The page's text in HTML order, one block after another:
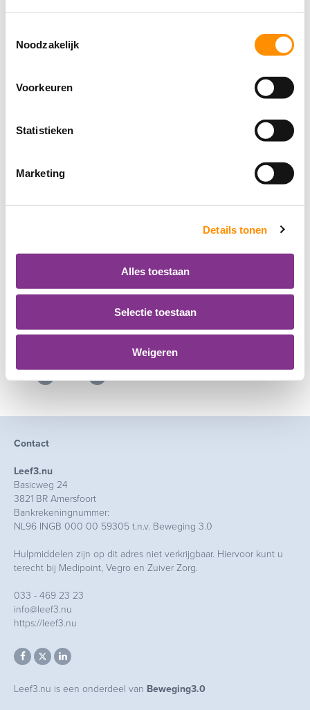
Noodzakelijk
Voorkeuren
Statistieken
Marketing
Details tonen
Alles toestaan
Selectie toestaan
Weigeren
Bijeenkomsten Administratie
Bekijk alle diensten
Contact
Leef3.nu
Basicweg 24
3821 BR Amersfoort
Bankrekeningnummer:
NL96 INGB 000 00 59305 t.n.v. Beweging 3.0
Hulpmiddelen zijn op dit adres niet verkrijgbaar. Hiervoor kunt u
terecht bij Medipoint, Vegro en Zuiver Zorg.
033 - 469 23 23
info@leef3.nu
https://leef3.nu
Leef3.nu is een onderdeel van Beweging3.0